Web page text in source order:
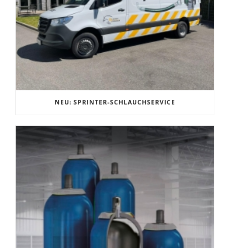
NEU: SPRINTER-SCHLAUCHSERVICE